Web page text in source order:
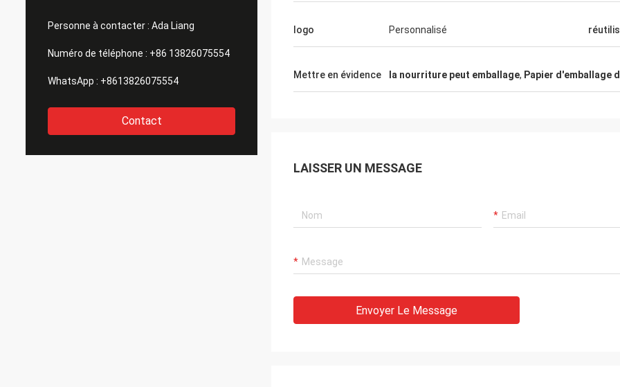
Personne à contacter : Ada Liang
Numéro de téléphone : +86 13826075554
WhatsApp : +8613826075554
Contact
logo Personnalisé
Mettre en évidence la nourriture peut emballage, Papier d'emballage
LAISSER UN MESSAGE
Envoyer Le Message